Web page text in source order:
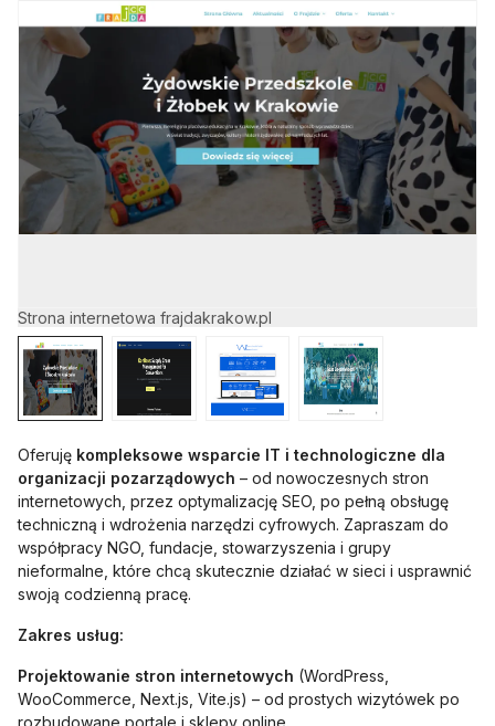
Strona internetowa frajdakrakow.pl
Oferuję kompleksowe wsparcie IT i technologiczne dla
organizacji pozarządowych – od nowoczesnych stron
internetowych, przez optymalizację SEO, po pełną obsługę
techniczną i wdrożenia narzędzi cyfrowych. Zapraszam do
współpracy NGO, fundacje, stowarzyszenia i grupy
nieformalne, które chcą skutecznie działać w sieci i usprawnić
swoją codzienną pracę.
Zakres usług:
Projektowanie stron internetowych (WordPress,
WooCommerce, Next.js, Vite.js) – od prostych wizytówek po
rozbudowane portale i sklepy online.